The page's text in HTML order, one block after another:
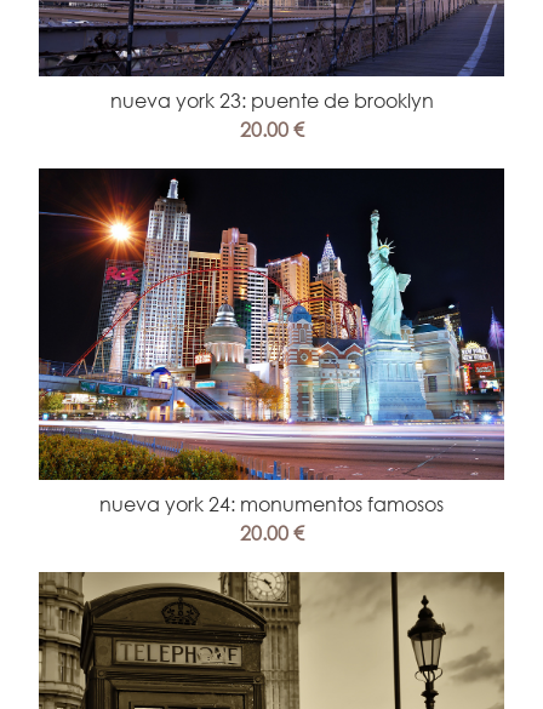
nueva york 23: puente de brooklyn
20.00 €
nueva york 24: monumentos famosos
20.00 €